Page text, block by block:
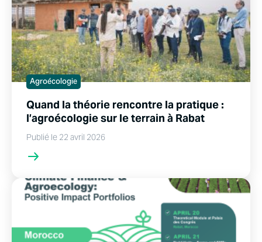
Agroécologie
Quand la théorie rencontre la pratique :
l’agroécologie sur le terrain à Rabat
Publié le 22 avril 2026